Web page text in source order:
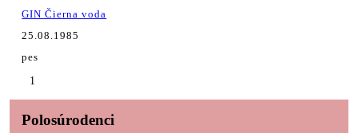
GIN Čierna voda
25.08.1985
pes
1
Polosúrodenci